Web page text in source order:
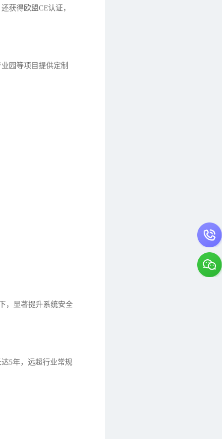
获得欧盟CE认证，
园等项目提供定制
，显著提升系统安全
5年，远超行业常规